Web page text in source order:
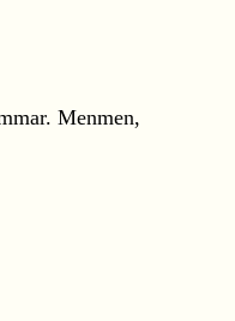
Menmen,